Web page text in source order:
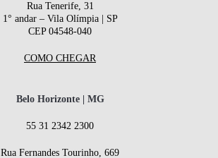
Rua Tenerife, 31
1° andar – Vila Olímpia | SP
CEP 04548-040
COMO CHEGAR
Belo Horizonte | MG
55 31 2342 2300
Rua Fernandes Tourinho, 669